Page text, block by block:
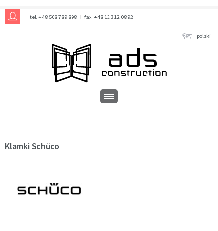
tel. +48 508 789 898 fax. +48 12 312 08 92
polski
Klamki Schüco